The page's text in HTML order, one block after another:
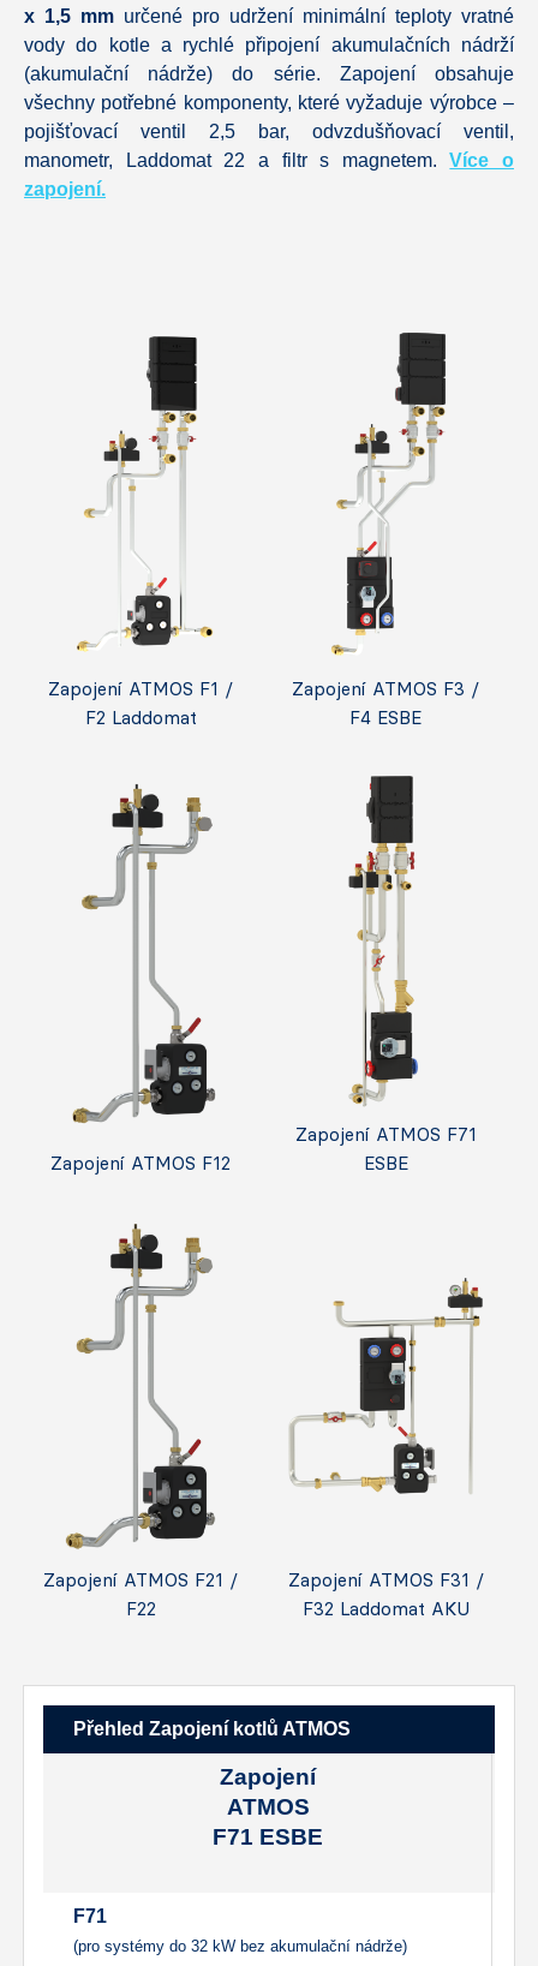
x 1,5 mm určené pro udržení minimální teploty vratné
vody do kotle a rychlé připojení akumulačních nádrží
(akumulační nádrže) do série. Zapojení obsahuje
všechny potřebné komponenty, které vyžaduje výrobce –
pojišťovací ventil 2,5 bar, odvzdušňovací ventil,
manometr, Laddomat 22 a filtr s magnetem.Více o
zapojení.
Zapojení ATMOS F1 /
F2 Laddomat
Zapojení ATMOS F3 /
F4 ESBE
Zapojení ATMOS F12
Zapojení ATMOS F71
ESBE
Zapojení ATMOS F21 /
F22
Zapojení ATMOS F31 /
F32 Laddomat AKU
Přehled Zapojení kotlů ATMOS
Zapojení
ATMOS
F71 ESBE
F71
(pro systémy do 32 kW bez akumulační nádrže)